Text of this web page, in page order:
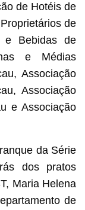
de Hotéis de
de
e Bebidas de
e Médias
Associação
Associação
e Associação
da Série
dos pratos
Maria Helena
de